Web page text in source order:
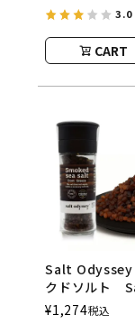
3.0
CART
Salt
クドソルト
Odyssey（ソ
ッセイ）
¥1,274税込